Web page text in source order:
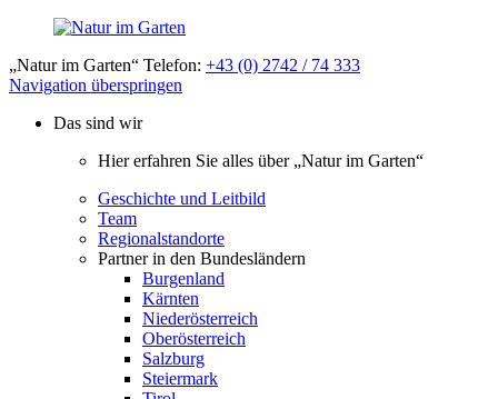
„Natur im Garten“ Telefon: +43 (0) 2742 / 74 333
Navigation überspringen
Das sind wir
Hier erfahren Sie alles über „Natur im Garten“
Geschichte und Leitbild
Team
Regionalstandorte
Partner in den Bundesländern
Burgenland
Kärnten
Niederösterreich
Oberösterreich
Salzburg
Steiermark